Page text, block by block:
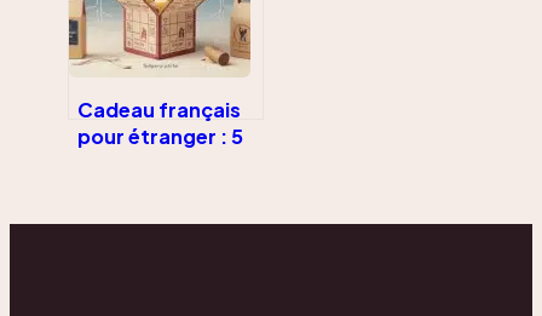
Cadeau français
pour étranger : 5